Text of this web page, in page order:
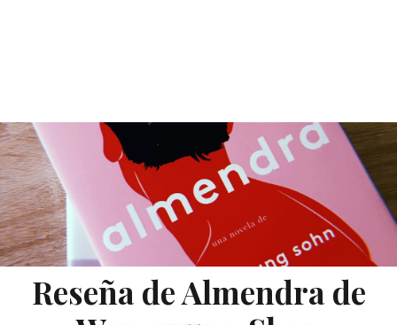
Reseña de Almendra de